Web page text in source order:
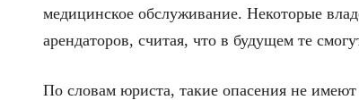
медицинское обслуживание. Некоторые
арендаторов, считая, что в будущем те
По словам юриста, такие опасения не